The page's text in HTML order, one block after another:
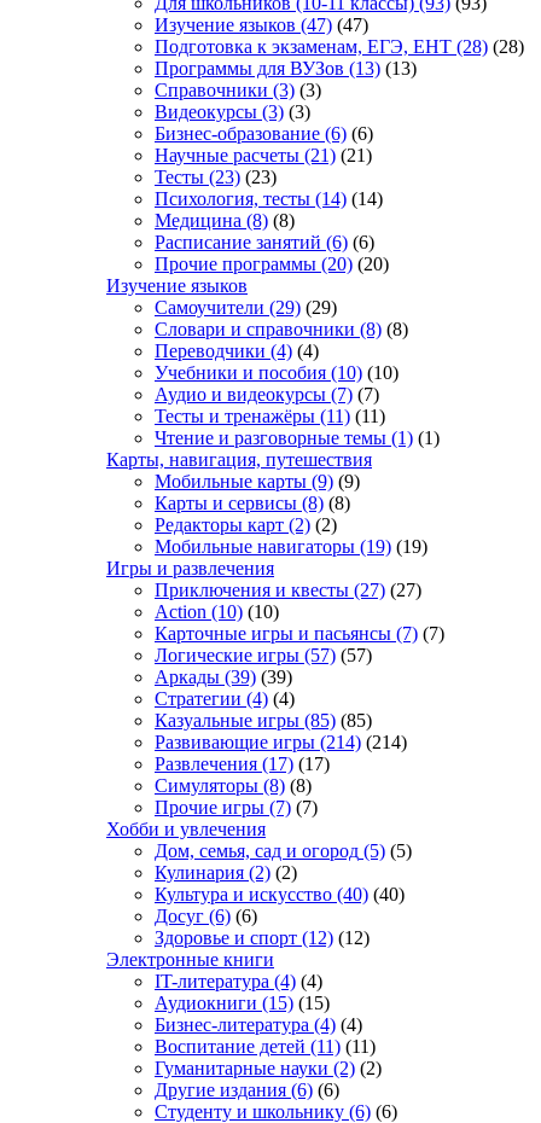
Изучение языков (47) (47)
Подготовка к экзаменам, ЕГЭ, ЕНТ (28) (28)
Программы для ВУЗов (13) (13)
Справочники (3) (3)
Видеокурсы (3) (3)
Бизнес-образование (6) (6)
Научные расчеты (21) (21)
Тесты (23) (23)
Психология, тесты (14) (14)
Медицина (8) (8)
Расписание занятий (6) (6)
Прочие программы (20) (20)
Изучение языков
Самоучители (29) (29)
Словари и справочники (8) (8)
Переводчики (4) (4)
Учебники и пособия (10) (10)
Аудио и видеокурсы (7) (7)
Тесты и тренажёры (11) (11)
Чтение и разговорные темы (1) (1)
Карты, навигация, путешествия
Мобильные карты (9) (9)
Карты и сервисы (8) (8)
Редакторы карт (2) (2)
Мобильные навигаторы (19) (19)
Игры и развлечения
Приключения и квесты (27) (27)
Action (10) (10)
Карточные игры и пасьянсы (7) (7)
Логические игры (57) (57)
Аркады (39) (39)
Стратегии (4) (4)
Казуальные игры (85) (85)
Развивающие игры (214) (214)
Развлечения (17) (17)
Симуляторы (8) (8)
Прочие игры (7) (7)
Хобби и увлечения
Дом, семья, сад и огород (5) (5)
Кулинария (2) (2)
Культура и искусство (40) (40)
Досуг (6) (6)
Здоровье и спорт (12) (12)
Электронные книги
IT-литература (4) (4)
Аудиокниги (15) (15)
Бизнес-литература (4) (4)
Воспитание детей (11) (11)
Гуманитарные науки (2) (2)
Другие издания (6) (6)
Студенту и школьнику (6) (6)